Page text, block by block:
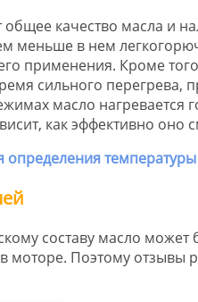
качество масла и
меньше в нем
применения. Кроме
сильного
масло
как эффективно оно
составу масло может
моторе. Поэтому отзывы